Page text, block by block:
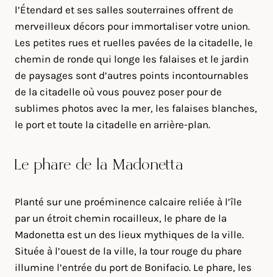
l’Étendard et ses salles souterraines offrent de
merveilleux décors pour immortaliser votre union.
Les petites rues et ruelles pavées de la citadelle, le
chemin de ronde qui longe les falaises et le jardin
de paysages sont d’autres points incontournables
de la citadelle où vous pouvez poser pour de
sublimes photos avec la mer, les falaises blanches,
le port et toute la citadelle en arrière-plan.
Le phare de la Madonetta
Planté sur une proéminence calcaire reliée à l’île
par un étroit chemin rocailleux, le phare de la
Madonetta est un des lieux mythiques de la ville.
Située à l’ouest de la ville, la tour rouge du phare
illumine l’entrée du port de Bonifacio. Le phare, les